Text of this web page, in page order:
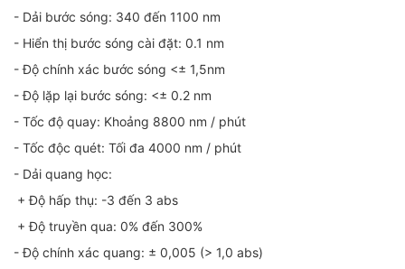
- Dải bước sóng: 340 đến 1100 nm
- Hiển thị bước sóng cài đặt: 0.1 nm
- Độ chính xác bước sóng <± 1,5nm
- Độ lặp lại bước sóng: <± 0.2 nm
- Tốc độ quay: Khoảng 8800 nm / phút
- Tốc độc quét: Tối đa 4000 nm / phút
- Dải quang học:
+ Độ hấp thụ: -3 đến 3 abs
+ Độ truyền qua: 0% đến 300%
- Độ chính xác quang: ± 0,005 (> 1,0 abs)